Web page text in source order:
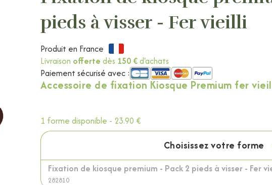
pieds à visser - Fer vieilli
Produit en France
Livraison offerte dès 150 €d'achats
Paiement sécurisé avec :
Accessoire de fixation Kiosque Premium fer
1 forme disponible - 23.90 €
Choisissez votre forme
Fixation de kiosque premium - Pack 2 pieds à visser - Fer
282810